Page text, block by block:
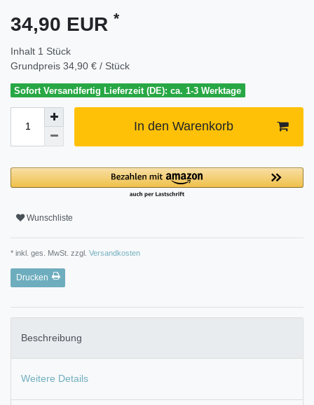
34,90 EUR *
Inhalt 1 Stück
Grundpreis 34,90 € / Stück
Sofort Versandfertig Lieferzeit (DE): ca. 1-3 Werktage
In den Warenkorb
Wunschliste
* inkl. ges. MwSt. zzgl. Versandkosten
Drucken
Beschreibung
Weitere Details